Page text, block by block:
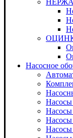
Насосное
Насосы